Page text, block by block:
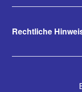
Rechtliche